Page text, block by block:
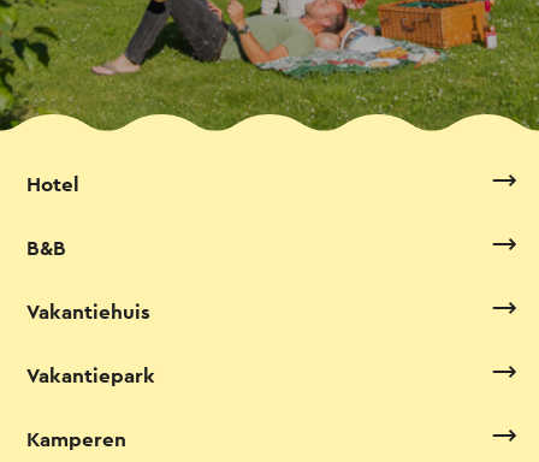
Hotel
B&B
Vakantiehuis
Vakantiepark
Kamperen